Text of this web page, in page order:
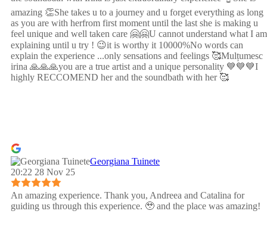
amazing 👏She takes u to a journey and u forget everything as long
as you are with herfrom first moment until the last she is making u
feel unique and well taken care 🤗🤗U cannot understand what I am
explaining until u try ! 😉it is worthy it 10000%No words can
explain the experience ...only sensations and feelings 🥰Mulțumesc
irina 🙏🙏🙏you are a true artist and a unique personality 💙💙💙I
highly RECCOMEND her and the soundbath with her 🥰
Georgiana Tuinete
20:22 28 Nov 25
An amazing experience. Thank you, Andreea and Catalina for
guiding us through this experience. 🥹 and the place was amazing!